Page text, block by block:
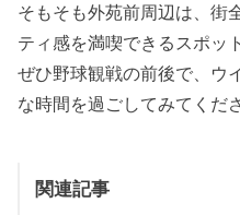
そもそも外苑前周辺は、街
ティ感を満喫できるスポッ
ぜひ野球観戦の前後で、ウ
な時間を過ごしてみてくだ
関連記事